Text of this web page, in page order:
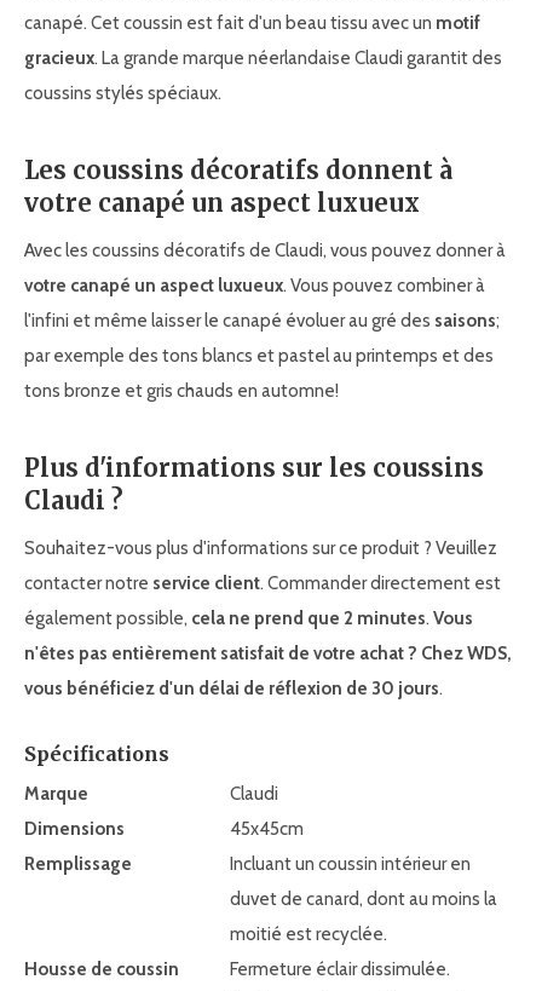
canapé. Cet coussin est fait d'un beau tissu avec un motif
gracieux. La grande marque néerlandaise Claudi garantit des
coussins stylés spéciaux.
Les coussins décoratifs donnent à
votre canapé un aspect luxueux
Avec les coussins décoratifs de Claudi, vous pouvez donner à
votre canapé un aspect luxueux. Vous pouvez combiner à
l'infini et même laisser le canapé évoluer au gré des saisons;
par exemple des tons blancs et pastel au printemps et des
tons bronze et gris chauds en automne!
Plus d'informations sur les coussins
Claudi ?
Souhaitez-vous plus d'informations sur ce produit ? Veuillez
contacter notre service client. Commander directement est
également possible, cela ne prend que 2 minutes. Vous
n'êtes pas entièrement satisfait de votre achat ? Chez WDS,
vous bénéficiez d'un délai de réflexion de 30 jours.
Spécifications
Marque
Claudi
Dimensions
45x45cm
Remplissage
Incluant un coussin intérieur en
duvet de canard, dont au moins la
moitié est recyclée.
Housse de coussin
Fermeture éclair dissimulée.